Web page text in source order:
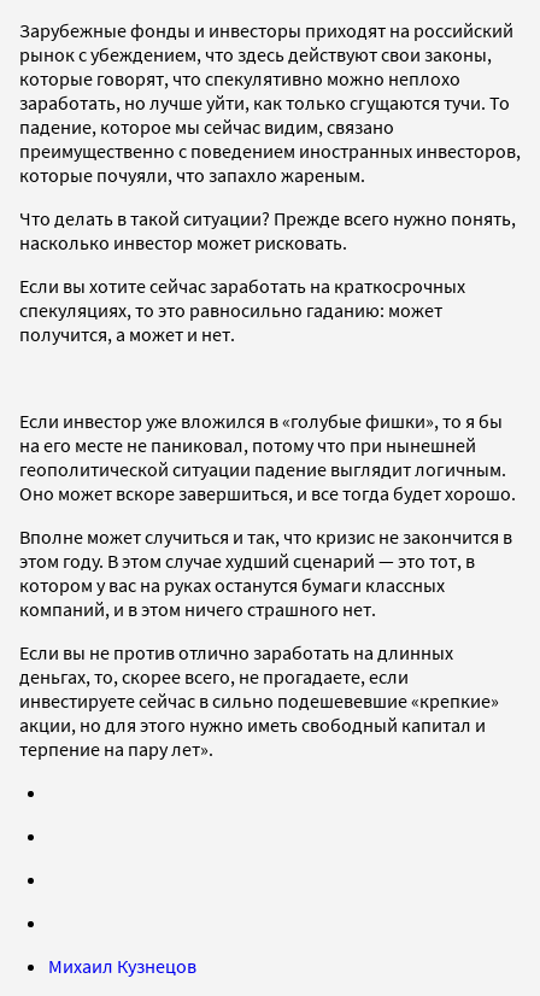
Зарубежные фонды и инвесторы приходят на российский
рынок с убеждением, что здесь действуют свои законы,
которые говорят, что спекулятивно можно неплохо
заработать, но лучше уйти, как только сгущаются тучи. То
падение, которое мы сейчас видим, связано
преимущественно с поведением иностранных инвесторов,
которые почуяли, что запахло жареным.
Что делать в такой ситуации? Прежде всего нужно понять,
насколько инвестор может рисковать.
Если вы хотите сейчас заработать на краткосрочных
спекуляциях, то это равносильно гаданию: может
получится, а может и нет.
Если инвестор уже вложился в «голубые фишки», то я бы
на его месте не паниковал, потому что при нынешней
геополитической ситуации падение выглядит логичным.
Оно может вскоре завершиться, и все тогда будет хорошо.
Вполне может случиться и так, что кризис не закончится в
этом году. В этом случае худший сценарий — это тот, в
котором у вас на руках останутся бумаги классных
компаний, и в этом ничего страшного нет.
Если вы не против отлично заработать на длинных
деньгах, то, скорее всего, не прогадаете, если
инвестируете сейчас в сильно подешевевшие «крепкие»
акции, но для этого нужно иметь свободный капитал и
терпение на пару лет».
Михаил Кузнецов